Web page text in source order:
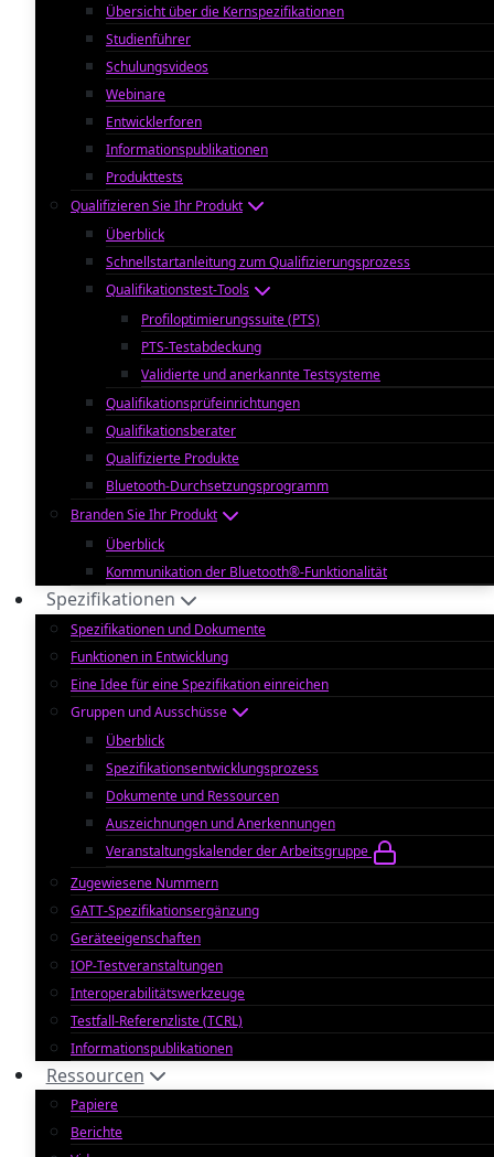
Übersicht über die Kernspezifikationen
Studienführer
Schulungsvideos
Webinare
Entwicklerforen
Informationspublikationen
Produkttests
Qualifizieren Sie Ihr Produkt
Überblick
Schnellstartanleitung zum Qualifizierungsprozess
Qualifikationstest-Tools
Profiloptimierungssuite (PTS)
PTS-Testabdeckung
Validierte und anerkannte Testsysteme
Qualifikationsprüfeinrichtungen
Qualifikationsberater
Qualifizierte Produkte
Bluetooth-Durchsetzungsprogramm
Branden Sie Ihr Produkt
Überblick
Kommunikation der Bluetooth®-Funktionalität
Spezifikationen
Spezifikationen und Dokumente
Funktionen in Entwicklung
Eine Idee für eine Spezifikation einreichen
Gruppen und Ausschüsse
Überblick
Spezifikationsentwicklungsprozess
Dokumente und Ressourcen
Auszeichnungen und Anerkennungen
Veranstaltungskalender der Arbeitsgruppe
Zugewiesene Nummern
GATT-Spezifikationsergänzung
Geräteeigenschaften
IOP-Testveranstaltungen
Interoperabilitätswerkzeuge
Testfall-Referenzliste (TCRL)
Informationspublikationen
Ressourcen
Papiere
Berichte